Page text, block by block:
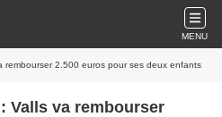
MENU
rembourser 2.500 euros pour ses deux enfants
Valls va rembourser